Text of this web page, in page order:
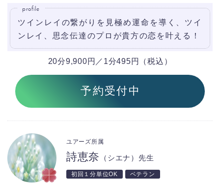
profile
ツインレイの繋がりを見極め運命を導く、ツイ
ンレイ、思念伝達のプロが貴方の恋を叶える！
20分9,900円／1分495円（税込）
予約受付中
詩恵奈 （シエナ）先生
ユアーズ所属
初回１分単位OK ベテラン